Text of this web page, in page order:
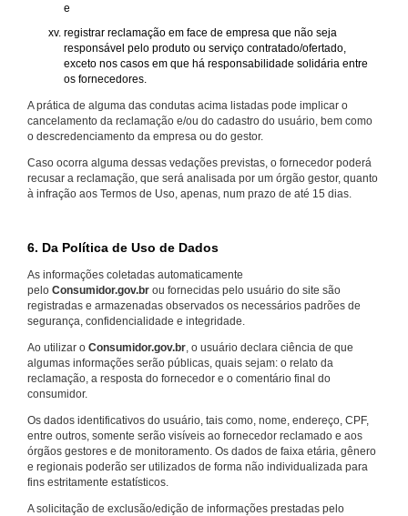
e
registrar reclamação em face de empresa que não seja
responsável pelo produto ou serviço contratado/ofertado,
exceto nos casos em que há responsabilidade solidária entre
os fornecedores.
A prática de alguma das condutas acima listadas pode implicar o
cancelamento da reclamação e/ou do cadastro do usuário, bem como
o descredenciamento da empresa ou do gestor.
Caso ocorra alguma dessas vedações previstas, o fornecedor poderá
recusar a reclamação, que será analisada por um órgão gestor, quanto
à infração aos Termos de Uso, apenas, num prazo de até 15 dias.
6. Da Política de Uso de Dados
As informações coletadas automaticamente
pelo Consumidor.gov.br ou fornecidas pelo usuário do site são
registradas e armazenadas observados os necessários padrões de
segurança, confidencialidade e integridade.
Ao utilizar o Consumidor.gov.br , o usuário declara ciência de que
algumas informações serão públicas, quais sejam: o relato da
reclamação, a resposta do fornecedor e o comentário final do
consumidor.
Os dados identificativos do usuário, tais como, nome, endereço, CPF,
entre outros, somente serão visíveis ao fornecedor reclamado e aos
órgãos gestores e de monitoramento. Os dados de faixa etária, gênero
e regionais poderão ser utilizados de forma não individualizada para
fins estritamente estatísticos.
A solicitação de exclusão/edição de informações prestadas pelo